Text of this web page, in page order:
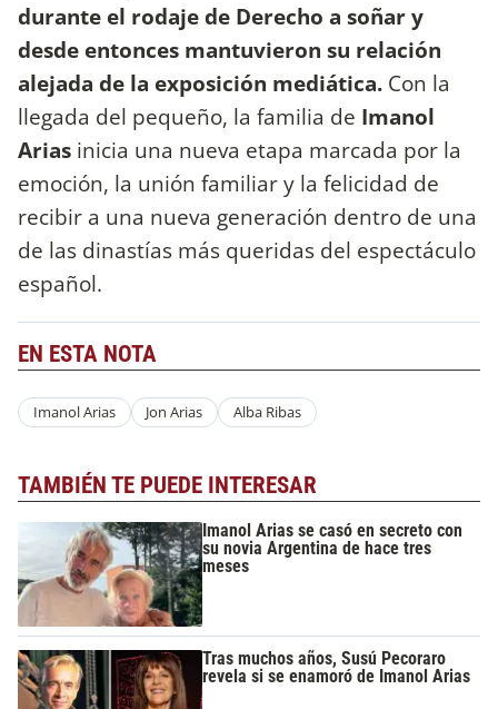
durante el rodaje de Derecho a soñar y
desde entonces mantuvieron su relación
alejada de la exposición mediática. Con la
llegada del pequeño, la familia de Imanol
Arias inicia una nueva etapa marcada por la
emoción, la unión familiar y la felicidad de
recibir a una nueva generación dentro de una
de las dinastías más queridas del espectáculo
español.
EN ESTA NOTA
Imanol Arias Jon Arias Alba Ribas
TAMBIÉN TE PUEDE INTERESAR
Imanol Arias se casó en secreto con
su novia Argentina de hace tres
meses
Tras muchos años, Susú Pecoraro
revela si se enamoró de Imanol Arias